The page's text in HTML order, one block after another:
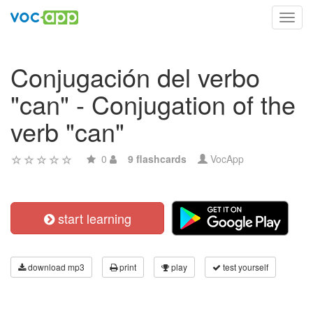
Conjugación del verbo
"can" - Conjugation of the
verb "can"
0 9 flashcards VocApp
start learning
download mp3 print play test yourself